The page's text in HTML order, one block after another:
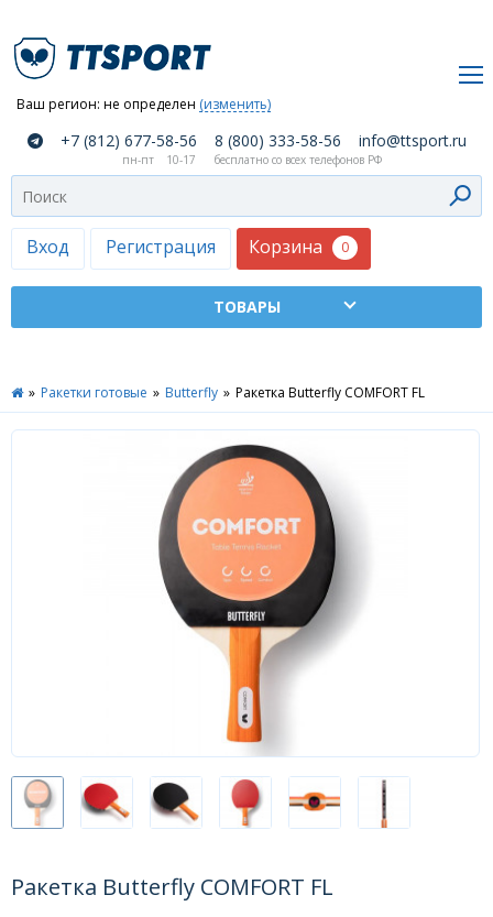
Ваш регион: не определен (изменить)
Вход Регистрация Корзина 0
компании
Как
сделать
заказ
Оплата
доставка
Москва
+7 (812) 677-58-56 8 (800) 333-58-56 info@ttsport.ru
пн-пт 10-17 бесплатно со всех телефонов РФ
» Ракетки готовые » Butterfly » Ракетка Butterfly COMFORT FL
Ракетка Butterfly COMFORT FL